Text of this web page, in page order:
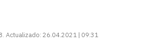
Actualizado: 26.04.2021 | 09:31